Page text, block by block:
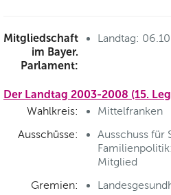
Mitgliedschaft
im Bayer.
Parlament:
Landtag:
Der Landtag 2003-2008 (15.
Wahlkreis:
Mittelfranken
Ausschüsse:
Ausschuss für
Mitglied
Gremien: